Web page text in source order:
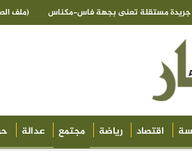
جريدة مستقلة تعنى بجهة فاس-مكناس (ملف
اقتصاد رياضة مجتمع عدالة